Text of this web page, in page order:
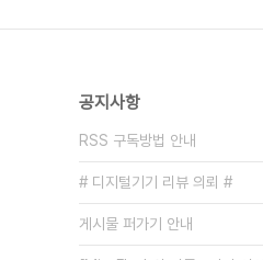
공지사항
RSS 구독방법 안내
# 디지털기기 리뷰 의뢰 #
게시물 퍼가기 안내